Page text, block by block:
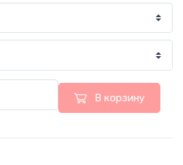
В корзину